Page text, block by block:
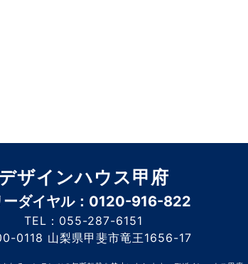
ザインハウス甲府
ーダイヤル：0120-916-822
TEL：055-287-6151
0118 山梨県甲斐市竜王1656-17